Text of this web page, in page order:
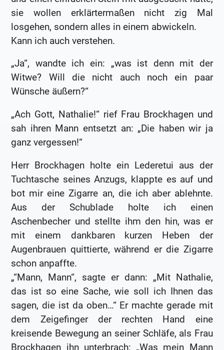
sie wollen erklärtermaßen nicht zig Mal
losgehen, sondern alles in einem abwickeln.
Kann ich auch verstehen.
„Ja“, wandte ich ein: „was ist denn mit der
Witwe? Will die nicht auch noch ein paar
Wünsche äußern?“
„Ach Gott, Nathalie!“ rief Frau Brockhagen und
sah ihren Mann entsetzt an: „Die haben wir ja
ganz vergessen!“
Herr Brockhagen holte ein Lederetui aus der
Tuchtasche seines Anzugs, klappte es auf und
bot mir eine Zigarre an, die ich aber ablehnte.
Aus der Schublade holte ich einen
Aschenbecher und stellte ihm den hin, was er
mit einem dankbaren kurzen Heben der
Augenbrauen quittierte, während er die Zigarre
schon anpaffte.
„“Mann, Mann“, sagte er dann: „Mit Nathalie,
das ist so eine Sache, wie soll ich Ihnen das
sagen, die ist da oben…“ Er machte gerade mit
dem Zeigefinger der rechten Hand eine
kreisende Bewegung an seiner Schläfe, als Frau
Brockhagen ihn unterbrach: „Was mein Mann